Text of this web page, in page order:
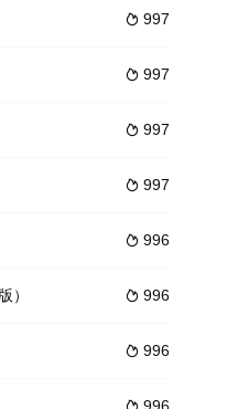
自由摆脱老婆的多年欺辱，和心仪已久
 997
 997
 997
 997
 996
 996
）
 996